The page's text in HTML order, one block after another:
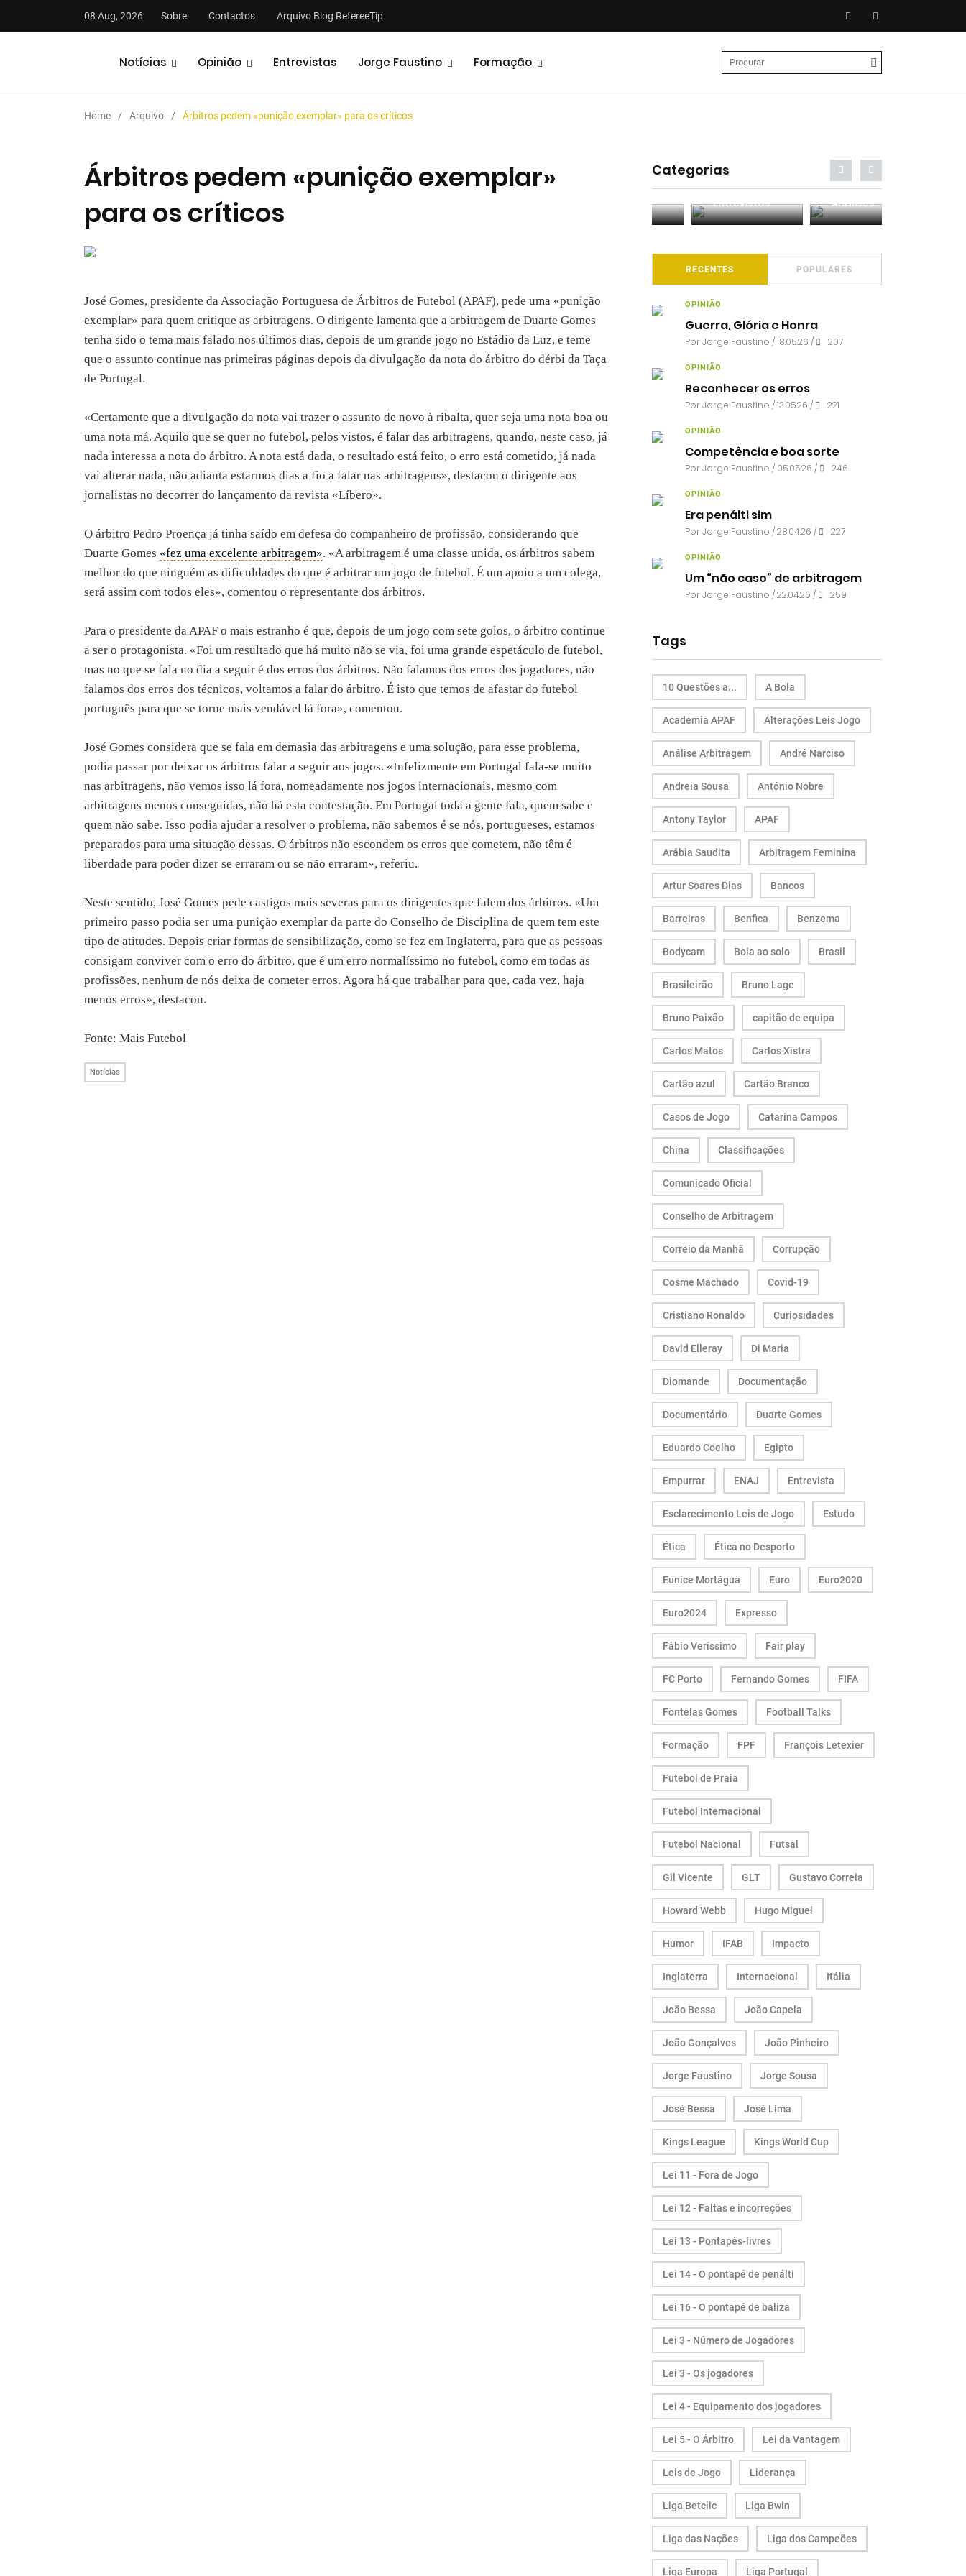
08 Aug, 2026 Sobre Contactos Arquivo Blog RefereeTip
Notícias Opinião Entrevistas Jorge Faustino Formação
Home Arquivo Árbitros pedem «punição exemplar» para os críticos
Árbitros pedem «punição exemplar»
para os críticos
José Gomes, presidente da Associação Portuguesa de Árbitros de Futebol (APAF), pede uma «punição
exemplar» para quem critique as arbitragens. O dirigente lamenta que a arbitragem de Duarte Gomes
tenha sido o tema mais falado nos últimos dias, depois de um grande jogo no Estádio da Luz, e teme
que o assunto continue nas primeiras páginas depois da divulgação da nota do árbitro do dérbi da Taça
de Portugal.
«Certamente que a divulgação da nota vai trazer o assunto de novo à ribalta, quer seja uma nota boa ou
uma nota má. Aquilo que se quer no futebol, pelos vistos, é falar das arbitragens, quando, neste caso, já
nada interessa a nota do árbitro. A nota está dada, o resultado está feito, o erro está cometido, já nada
vai alterar nada, não adianta estarmos dias a fio a falar nas arbitragens», destacou o dirigente aos
jornalistas no decorrer do lançamento da revista «Líbero».
O árbitro Pedro Proença já tinha saído em defesa do companheiro de profissão, considerando que
Duarte Gomes «fez uma excelente arbitragem». «A arbitragem é uma classe unida, os árbitros sabem
melhor do que ninguém as dificuldades do que é arbitrar um jogo de futebol. É um apoio a um colega,
será assim com todos eles», comentou o representante dos árbitros.
Para o presidente da APAF o mais estranho é que, depois de um jogo com sete golos, o árbitro continue
a ser o protagonista. «Foi um resultado que há muito não se via, foi uma grande espetáculo de futebol,
mas no que se fala no dia a seguir é dos erros dos árbitros. Não falamos dos erros dos jogadores, não
falamos dos erros dos técnicos, voltamos a falar do árbitro. É isto que temos de afastar do futebol
português para que se torne mais vendável lá fora», comentou.
José Gomes considera que se fala em demasia das arbitragens e uma solução, para esse problema,
podia passar por deixar os árbitros falar a seguir aos jogos. «Infelizmente em Portugal fala-se muito
nas arbitragens, não vemos isso lá fora, nomeadamente nos jogos internacionais, mesmo com
arbitragens menos conseguidas, não há esta contestação. Em Portugal toda a gente fala, quem sabe e
quem não sabe. Isso podia ajudar a resolver o problema, não sabemos é se nós, portugueses, estamos
preparados para uma situação dessas. O árbitros não escondem os erros que cometem, não têm é
liberdade para poder dizer se erraram ou se não erraram», referiu.
Neste sentido, José Gomes pede castigos mais severas para os dirigentes que falem dos árbitros. «Um
primeiro passo podia ser uma punição exemplar da parte do Conselho de Disciplina de quem tem este
tipo de atitudes. Depois criar formas de sensibilização, como se fez em Inglaterra, para que as pessoas
consigam conviver com o erro do árbitro, que é um erro normalíssimo no futebol, como em todas as
profissões, nenhum de nós deixa de cometer erros. Agora há que trabalhar para que, cada vez, haja
menos erros», destacou.
Fonte: Mais Futebol
Notícias
Categorias
Podcasts Entrevistas Análises
RECENTES POPULARES
OPINIÃO
Guerra, Glória e Honra
PorJorge Faustino / 18.05.26 / 207
OPINIÃO
Reconhecer os erros
PorJorge Faustino / 13.05.26 / 221
OPINIÃO
Competência e boa sorte
PorJorge Faustino / 05.05.26 / 246
OPINIÃO
Era penálti sim
PorJorge Faustino / 28.04.26 / 227
OPINIÃO
Um “não caso” de arbitragem
PorJorge Faustino / 22.04.26 / 259
Tags
10 Questões a... A Bola
Academia APAF Alterações Leis Jogo
Análise Arbitragem André Narciso
Andreia Sousa António Nobre
Antony Taylor APAF
Arábia Saudita Arbitragem Feminina
Artur Soares Dias Bancos
Barreiras Benfica Benzema
Bodycam Bola ao solo Brasil
Brasileirão Bruno Lage
Bruno Paixão capitão de equipa
Carlos Matos Carlos Xistra
Cartão azul Cartão Branco
Casos de Jogo Catarina Campos
China Classificações
Comunicado Oficial
Conselho de Arbitragem
Correio da Manhã Corrupção
Cosme Machado Covid-19
Cristiano Ronaldo Curiosidades
David Elleray Di Maria
Diomande Documentação
Documentário Duarte Gomes
Eduardo Coelho Egipto
Empurrar ENAJ Entrevista
Esclarecimento Leis de Jogo Estudo
Ética Ética no Desporto
Eunice Mortágua Euro Euro2020
Euro2024 Expresso
Fábio Veríssimo Fair play
FC Porto Fernando Gomes FIFA
Fontelas Gomes Football Talks
Formação FPF François Letexier
Futebol de Praia
Futebol Internacional
Futebol Nacional Futsal
Gil Vicente GLT Gustavo Correia
Howard Webb Hugo Miguel
Humor IFAB Impacto
Inglaterra Internacional Itália
João Bessa João Capela
João Gonçalves João Pinheiro
Jorge Faustino Jorge Sousa
José Bessa José Lima
Kings League Kings World Cup
Lei 11 - Fora de Jogo
Lei 12 - Faltas e incorreções
Lei 13 - Pontapés-livres
Lei 14 - O pontapé de penálti
Lei 16 - O pontapé de baliza
Lei 3 - Número de Jogadores
Lei 3 - Os jogadores
Lei 4 - Equipamento dos jogadores
Lei 5 - O Árbitro Lei da Vantagem
Leis de Jogo Liderança
Liga Betclic Liga Bwin
Liga das Nações Liga dos Campeões
Liga Europa Liga Portugal